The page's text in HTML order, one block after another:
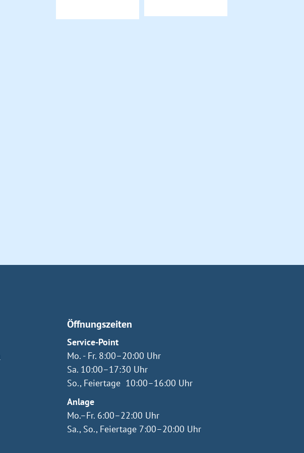
Öffnungszeiten
Service-Point
Mo. - Fr. 8:00–20:00 Uhr
Sa. 10:00–17:30 Uhr
So., Feiertage 10:00–16:00 Uhr
Anlage
Mo.–Fr. 6:00–22:00 Uhr
Sa., So., Feiertage 7:00–20:00 Uhr